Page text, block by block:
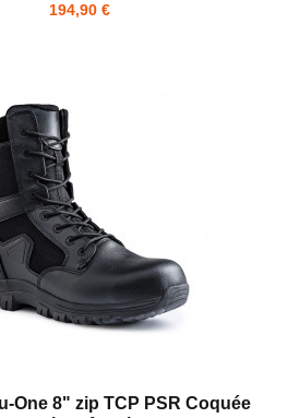
194,90 €
One 8" zip TCP PSR Coquée